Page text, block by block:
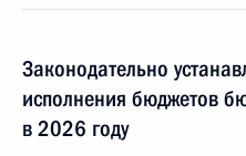
Законодательно
исполнения бюджетов
в 2026 году